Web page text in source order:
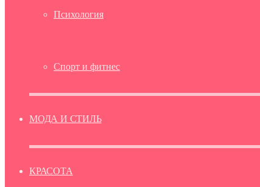
Психология
Спорт и фитнес
МОДА И СТИЛЬ
КРАСОТА